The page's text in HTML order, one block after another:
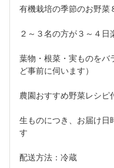
有機栽培の季節のお野菜
２～３名の方が３～４
葉物・根菜・実ものをバ
ど事前に伺います）
農園おすすめ野菜レシ
生ものにつき、お届け日
す
配送方法：冷蔵